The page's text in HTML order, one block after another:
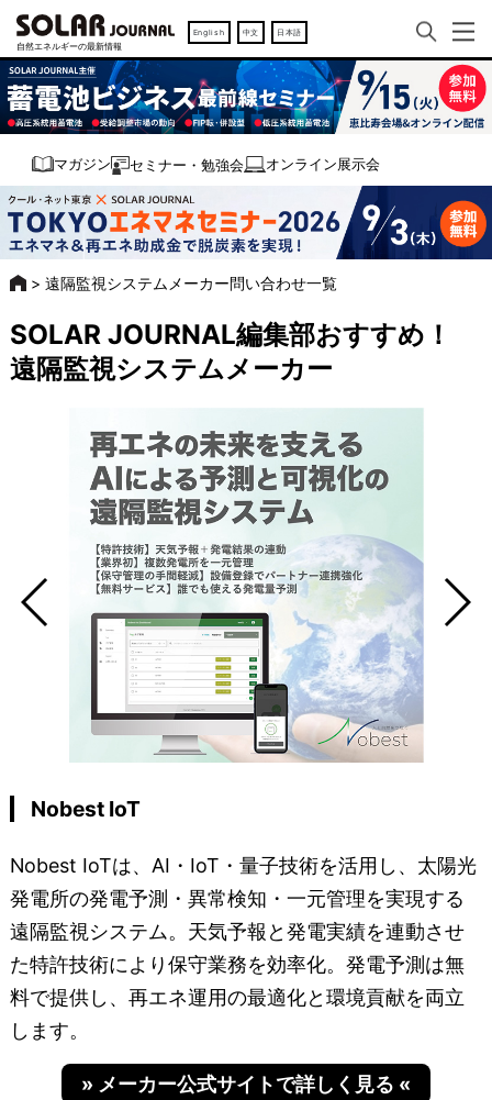
English 中文 日本語
マガジン セミナー・勉強会 オンライン展示会
> 遠隔監視システムメーカー問い合わせ一覧
SOLAR JOURNAL編集部おすすめ！
遠隔監視システムメーカー
Nobest IoT
Nobest IoTは、AI・IoT・量子技術を活用し、太陽光
発電所の発電予測・異常検知・一元管理を実現する
遠隔監視システム。天気予報と発電実績を連動させ
た特許技術により保守業務を効率化。発電予測は無
料で提供し、再エネ運用の最適化と環境貢献を両立
します。
» メーカー公式サイトで詳しく見る «